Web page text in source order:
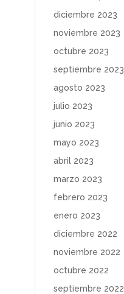
diciembre 2023
noviembre 2023
octubre 2023
septiembre 2023
agosto 2023
julio 2023
junio 2023
mayo 2023
abril 2023
marzo 2023
febrero 2023
enero 2023
diciembre 2022
noviembre 2022
octubre 2022
septiembre 2022